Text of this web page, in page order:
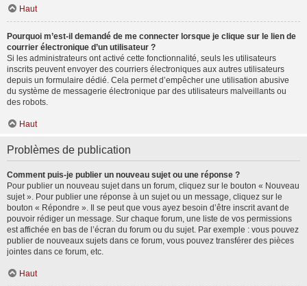
Haut
Pourquoi m’est-il demandé de me connecter lorsque je clique sur le lien de
courrier électronique d’un utilisateur ?
Si les administrateurs ont activé cette fonctionnalité, seuls les utilisateurs
inscrits peuvent envoyer des courriers électroniques aux autres utilisateurs
depuis un formulaire dédié. Cela permet d’empêcher une utilisation abusive
du système de messagerie électronique par des utilisateurs malveillants ou
des robots.
Haut
Problèmes de publication
Comment puis-je publier un nouveau sujet ou une réponse ?
Pour publier un nouveau sujet dans un forum, cliquez sur le bouton « Nouveau
sujet ». Pour publier une réponse à un sujet ou un message, cliquez sur le
bouton « Répondre ». Il se peut que vous ayez besoin d’être inscrit avant de
pouvoir rédiger un message. Sur chaque forum, une liste de vos permissions
est affichée en bas de l’écran du forum ou du sujet. Par exemple : vous pouvez
publier de nouveaux sujets dans ce forum, vous pouvez transférer des pièces
jointes dans ce forum, etc.
Haut